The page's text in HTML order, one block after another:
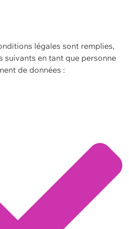
légales sont remplies,
suivants en tant que personne
de données :